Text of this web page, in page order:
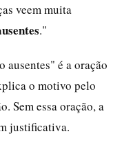
veem muita
."
ausentes" é a oração
o motivo pelo
Sem essa oração, a
justificativa.